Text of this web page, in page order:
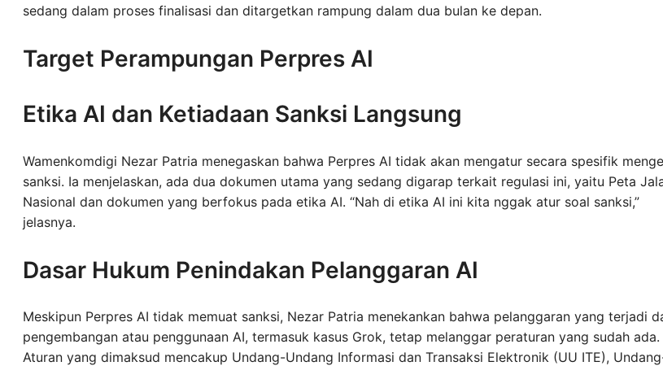
sedang dalam proses finalisasi dan ditargetkan rampung dalam dua bulan ke depan.
Target Perampungan Perpres AI
Etika AI dan Ketiadaan Sanksi Langsung
Wamenkomdigi Nezar Patria menegaskan bahwa Perpres AI tidak akan mengatur secara spesifik
sanksi. Ia menjelaskan, ada dua dokumen utama yang sedang digarap terkait regulasi ini, yaitu Peta
Nasional dan dokumen yang berfokus pada etika AI. “Nah di etika AI ini kita nggak atur soal sanksi,”
jelasnya.
Dasar Hukum Penindakan Pelanggaran AI
Meskipun Perpres AI tidak memuat sanksi, Nezar Patria menekankan bahwa pelanggaran yang terjadi
pengembangan atau penggunaan AI, termasuk kasus Grok, tetap melanggar peraturan yang sudah ada.
Aturan yang dimaksud mencakup Undang-Undang Informasi dan Transaksi Elektronik (UU ITE),